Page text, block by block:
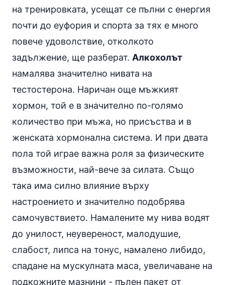
на тренировката, усещат се пълни с енергия
почти до еуфория и спорта за тях е много
повече удоволствие, отколкото
задължение, ще разберат. Алкохолът
намалява значително нивата на
тестостерона. Наричан още мъжкият
хормон, той е в значително по-голямо
количество при мъжа, но присъства и в
женската хормонална система. И при двата
пола той играе важна роля за физическите
възможности, най-вече за силата. Също
така има силно влияние върху
настроението и значително подобрява
самочувствието. Намалените му нива водят
до унилост, неувереност, малодушие,
слабост, липса на тонус, намалено либидо,
спадане на мускулната маса, увеличаване на
подкожните мазнини - пълен пакет от